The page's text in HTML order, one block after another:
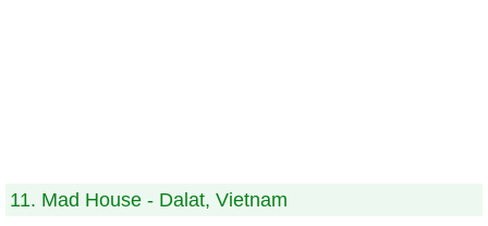
11. Mad House - Dalat, Vietnam